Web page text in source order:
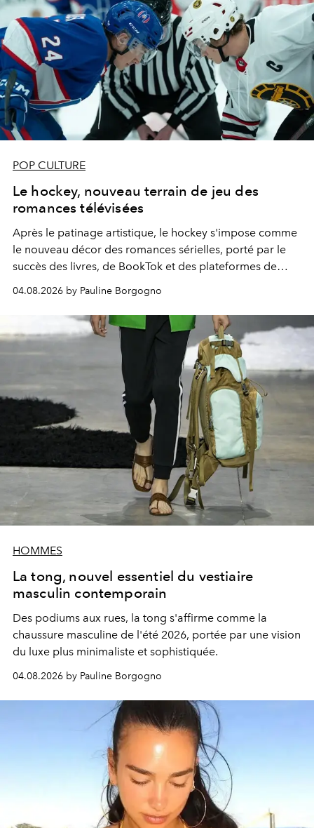
POP CULTURE
Le hockey, nouveau terrain de jeu des
romances télévisées
Après le patinage artistique, le hockey s'impose comme
le nouveau décor des romances sérielles, porté par le
succès des livres, de BookTok et des plateformes de
04.08.2026 by Pauline Borgogno
HOMMES
La tong, nouvel essentiel du vestiaire
masculin contemporain
Des podiums aux rues, la tong s'affirme comme la
chaussure masculine de l'été 2026, portée par une vision
du luxe plus minimaliste et sophistiquée.
04.08.2026 by Pauline Borgogno